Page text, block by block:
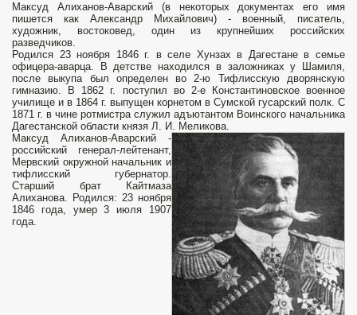
Максуд Алиханов-Аварский (в некоторых документах его имя
пишется как Александр Михайлович) - военный, писатель,
художник, востоковед, один из крупнейших российских
разведчиков.
Родился 23 ноября 1846 г. в селе Хунзах в Дагестане в семье
офицера-аварца. В детстве находился в заложниках у Шамиля,
после выкупа был определен во 2-ю Тифлисскую дворянскую
гимназию. В 1862 г. поступил во 2-е Константиновское военное
училище и в 1864 г. выпущен корнетом в Сумской гусарский полк. С
1871 г. в чине ротмистра служил адъютантом Воинского начальника
Дагестанской области князя Л. И. Меликова.
Максуд Алиханов-Аварский -
российский генерал-лейтенант,
Мервский окружной начальник и
тифлисский губернатор.
Старший брат Кайтмаза
Алиханова. Родился: 23 ноября
1846 года, умер 3 июля 1907
года.